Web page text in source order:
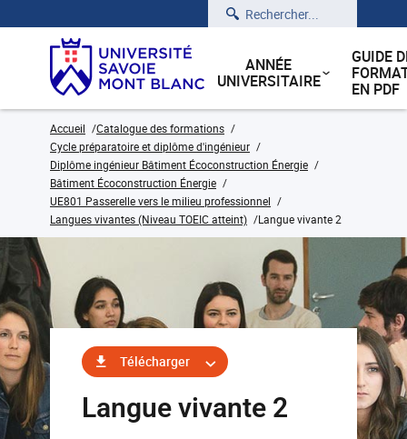
Rechercher
ANNÉE
UNIVERSITAIRE
GUIDE
EN PDF
Accueil
Catalogue des formations
Cycle préparatoire et diplôme d'ingénieur
Diplôme ingénieur Bâtiment Écoconstruction Énergie
Bâtiment Écoconstruction Énergie
UE801 Passerelle vers le milieu professionnel
Langues vivantes (Niveau TOEIC atteint)
Langue vivante 2
Télécharger
Langue vivante 2